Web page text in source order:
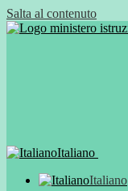
Salta al contenuto
Italiano
Italiano